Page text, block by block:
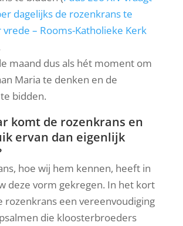
dagelijks de rozenkrans te
– Rooms-Katholieke Kerk
maand dus als hét moment om
Maria te denken en de
bidden.
komt de rozenkrans en
ervan dan eigenlijk
hoe wij hem kennen, heeft in
deze vorm gekregen. In het kort
rozenkrans een vereenvoudiging
die kloosterbroeders